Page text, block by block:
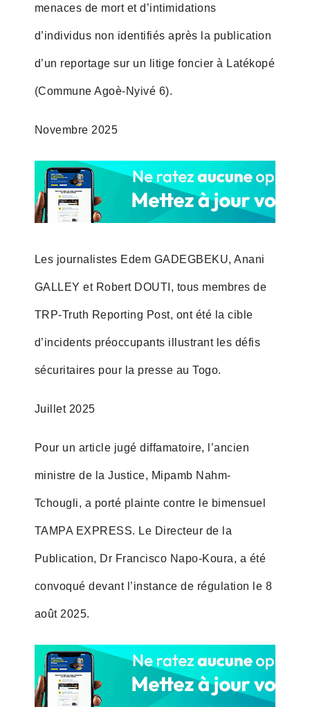
menaces de mort et d’intimidations
d’individus non identifiés après la publication
d’un reportage sur un litige foncier à Latékopé
(Commune Agoè-Nyivé 6).
Novembre 2025
Les journalistes Edem GADEGBEKU, Anani
GALLEY et Robert DOUTI, tous membres de
TRP-Truth Reporting Post, ont été la cible
d’incidents préoccupants illustrant les défis
sécuritaires pour la presse au Togo.
Juillet 2025
Pour un article jugé diffamatoire, l’ancien
ministre de la Justice, Mipamb Nahm-
Tchougli, a porté plainte contre le bimensuel
TAMPA EXPRESS. Le Directeur de la
Publication, Dr Francisco Napo-Koura, a été
convoqué devant l’instance de régulation le 8
août 2025.